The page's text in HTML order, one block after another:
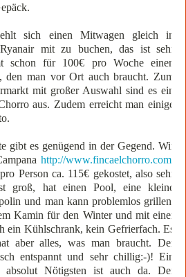
sich einen Mitwagen gleich in
mit zu buchen, das ist sehr
schon für 100€ pro Woche einen
den man vor Ort auch braucht. Zum
mit großer Auswahl sind es ein
aus. Zudem erreicht man einige
gibt es genügend in der Gegend. Wir
http://www.fincaelchorro.com/
Person ca. 115€ gekostet, also sehr
groß, hat einen Pool, eine kleine
und man kann problemlos grillen.
Kamin für den Winter und mit einer
ein Kühlschrank, kein Gefrierfach. Es
aber alles, was man braucht. Der
entspannt und sehr chillig:-)! Ein
Nötigsten ist auch da. Der